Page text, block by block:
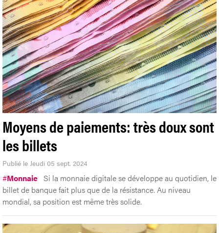
Moyens de paiements: très doux sont
les billets
Publié le Jeudi 05 sept. 2024
#Monnaie Si la monnaie digitale se développe au quotidien, le
billet de banque fait plus que de la résistance. Au niveau
mondial, sa position est même très solide.